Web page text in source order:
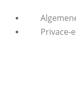
Privace-